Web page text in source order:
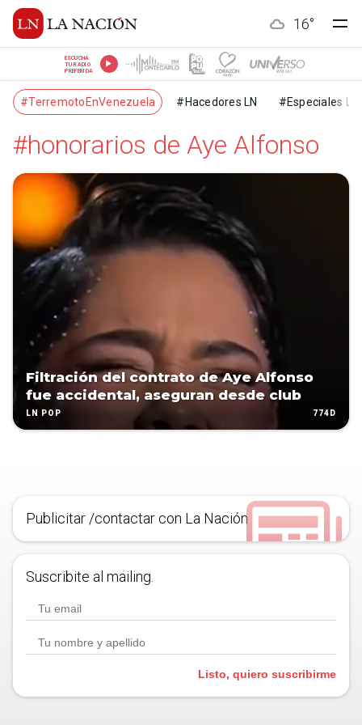
16°
ESCUCHÁ
TU RADIO
PREFERIDA
#TerremotoEnVenezuela #Hacedores LN #Especiales LN
#honorarios de Aye Alfonso
Filtración del contrato de Aye Alfonso
fue accidental, aseguran desde club
LN POP 774D
Publicitar /contactar con La Nación
Suscribite al mailing.
Listo, quiero suscribirme